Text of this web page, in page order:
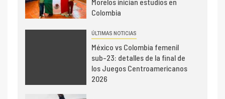
Colombia
ÚLTIMAS NOTICIAS
México vs Colombia femenil
sub-23: detalles de la final de
los Juegos Centroamericanos
2026